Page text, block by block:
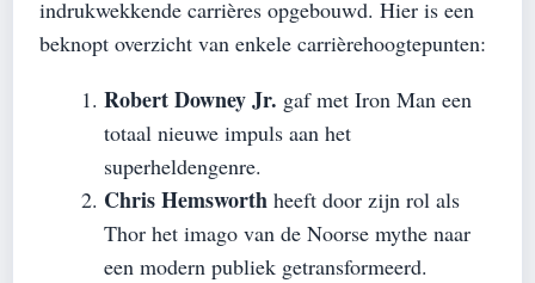
indrukwekkende carrières opgebouwd. Hier is een
beknopt overzicht van enkele carrièrehoogtepunten:
Robert Downey Jr. gaf met Iron Man een
totaal nieuwe impuls aan het
superheldengenre.
Chris Hemsworth heeft door zijn rol als
Thor het imago van de Noorse mythe naar
een modern publiek getransformeerd.